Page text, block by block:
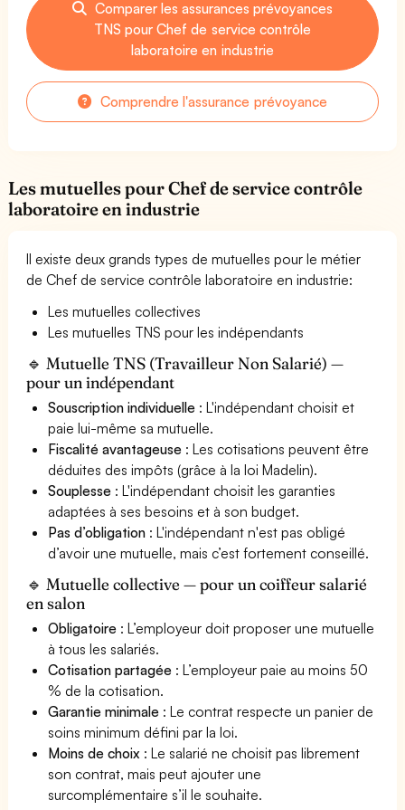
Comparer les assurances prévoyances
TNS pour Chef de service contrôle
laboratoire en industrie
Comprendre l'assurance prévoyance
Les mutuelles pour Chef de service contrôle
laboratoire en industrie
Il existe deux grands types de mutuelles pour le métier
de Chef de service contrôle laboratoire en industrie:
Les mutuelles collectives
Les mutuelles TNS pour les indépendants
🔹 Mutuelle TNS (Travailleur Non Salarié) —
pour un indépendant
Souscription individuelle : L'indépendant choisit et
paie lui-même sa mutuelle.
Fiscalité avantageuse : Les cotisations peuvent être
déduites des impôts (grâce à la loi Madelin).
Souplesse : L'indépendant choisit les garanties
adaptées à ses besoins et à son budget.
Pas d’obligation : L'indépendant n'est pas obligé
d’avoir une mutuelle, mais c’est fortement conseillé.
🔹 Mutuelle collective — pour un coiffeur salarié
en salon
Obligatoire : L’employeur doit proposer une mutuelle
à tous les salariés.
Cotisation partagée : L’employeur paie au moins 50
% de la cotisation.
Garantie minimale : Le contrat respecte un panier de
soins minimum défini par la loi.
Moins de choix : Le salarié ne choisit pas librement
son contrat, mais peut ajouter une
surcomplémentaire s’il le souhaite.